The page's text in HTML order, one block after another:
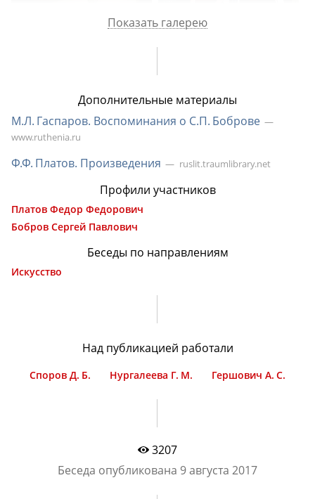
Показать галерею
Дополнительные материалы
М.Л. Гаспаров. Воспоминания о С.П. Боброве
www.ruthenia.ru
Ф.Ф. Платов. Произведения ruslit.traumlibrary.net
Профили участников
Платов Федор Федорович
Бобров Сергей Павлович
Беседы по направлениям
Искусство
Над публикацией работали
Споров Д. Б. Нургалеева Г. М. Гершович А. С.
3207
Беседа опубликована 9 августа 2017